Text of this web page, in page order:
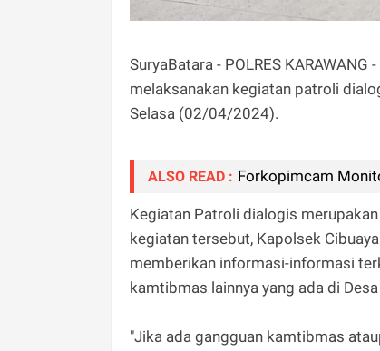
SuryaBatara - POLRES
melaksanakan kegiatan patroli
Selasa (02/04/2024).
ALSO READ : Forkopimcam
Kegiatan Patroli dialogis
kegiatan tersebut, Kapolsek
memberikan informasi-informasi
kamtibmas lainnya yang ada di
"Jika ada gangguan kamtibmas